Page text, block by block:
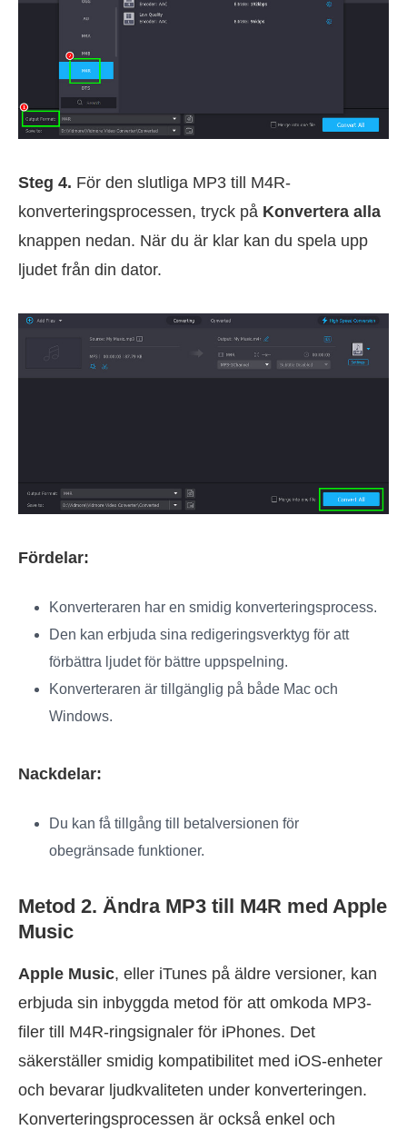
Steg 4. För den slutliga MP3 till M4R-
konverteringsprocessen, tryck på Konvertera alla
knappen nedan. När du är klar kan du spela upp
ljudet från din dator.
Fördelar:
Konverteraren har en smidig konverteringsprocess.
Den kan erbjuda sina redigeringsverktyg för att
förbättra ljudet för bättre uppspelning.
Konverteraren är tillgänglig på både Mac och
Windows.
Nackdelar:
Du kan få tillgång till betalversionen för
obegränsade funktioner.
Metod 2. Ändra MP3 till M4R med Apple
Music
Apple Music, eller iTunes på äldre versioner, kan
erbjuda sin inbyggda metod för att omkoda MP3-
filer till M4R-ringsignaler för iPhones. Det
säkerställer smidig kompatibilitet med iOS-enheter
och bevarar ljudkvaliteten under konverteringen.
Konverteringsprocessen är också enkel och